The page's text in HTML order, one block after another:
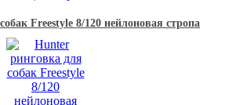
Freestyle 8/120 нейлоновая стропа